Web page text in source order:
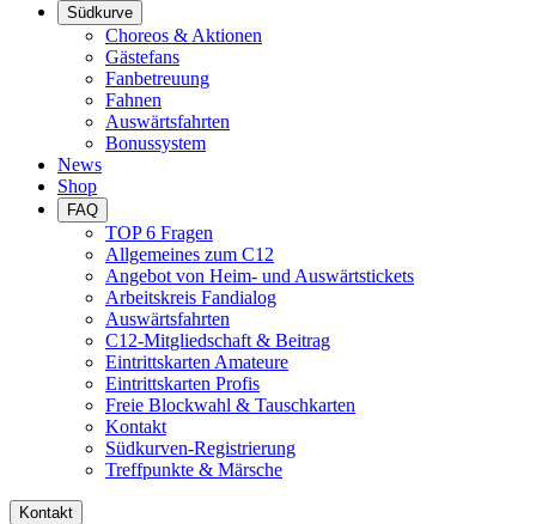
Südkurve
Choreos & Aktionen
Gästefans
Fanbetreuung
Fahnen
Auswärtsfahrten
Bonussystem
News
Shop
FAQ
TOP 6 Fragen
Allgemeines zum C12
Angebot von Heim- und Auswärtstickets
Arbeitskreis Fandialog
Auswärtsfahrten
C12-Mitgliedschaft & Beitrag
Eintrittskarten Amateure
Eintrittskarten Profis
Freie Blockwahl & Tauschkarten
Kontakt
Südkurven-Registrierung
Treffpunkte & Märsche
Kontakt